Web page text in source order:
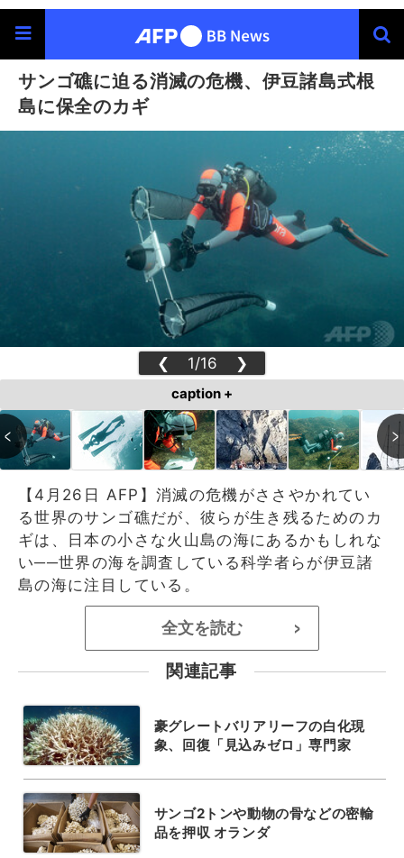
サンゴ礁に迫る消滅の危機、伊豆諸島式根
島に保全のカギ
❮ 1/16 ❯
caption +
【4月26日 AFP】消滅の危機がささやかれてい
る世界のサンゴ礁だが、彼らが生き残るためのカ
ギは、日本の小さな火山島の海にあるかもしれな
い──世界の海を調査している科学者らが伊豆諸
島の海に注目している。
全文を読む >
関連記事
豪グレートバリアリーフの白化現
象、回復「見込みゼロ」専門家
サンゴ2トンや動物の骨などの密輸
品を押収 オランダ